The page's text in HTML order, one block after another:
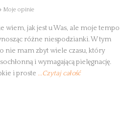
Moje opinie
wiem, jak jest u Was, ale moje tempo
różne niespodzianki. W tym
nie mam zbyt wiele czasu, który
i wymagającą pielęgnację.
i proste ...Czytaj całość